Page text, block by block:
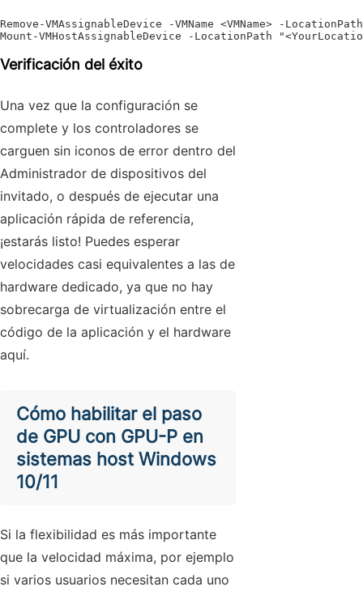
Remove-VMAssignableDevice -VMName <VMName> -
Mount-VMHostAssignableDevice -LocationPath
Verificación del éxito
Una vez que la configuración se
complete y los controladores se
carguen sin iconos de error dentro del
Administrador de dispositivos del
invitado, o después de ejecutar una
aplicación rápida de referencia,
¡estarás listo! Puedes esperar
velocidades casi equivalentes a las de
hardware dedicado, ya que no hay
sobrecarga de virtualización entre el
código de la aplicación y el hardware
aquí.
Cómo habilitar el paso
de GPU con GPU-P en
sistemas host Windows
10/11
Si la flexibilidad es más importante
que la velocidad máxima, por ejemplo
si varios usuarios necesitan cada uno